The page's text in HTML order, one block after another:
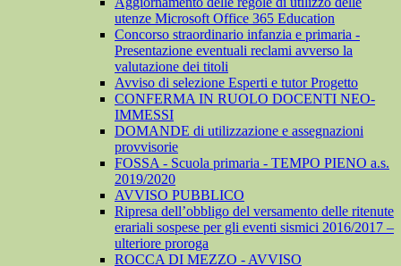
utenze Microsoft Office 365 Education
Concorso straordinario infanzia e primaria -
Presentazione eventuali reclami avverso la
valutazione dei titoli
Avviso di selezione Esperti e tutor Progetto
CONFERMA IN RUOLO DOCENTI NEO-
IMMESSI
DOMANDE di utilizzazione e assegnazioni
provvisorie
FOSSA - Scuola primaria - TEMPO PIENO a.s.
2019/2020
AVVISO PUBBLICO
Ripresa dell’obbligo del versamento delle ritenute
erariali sospese per gli eventi sismici 2016/2017 –
ulteriore proroga
ROCCA DI MEZZO - AVVISO